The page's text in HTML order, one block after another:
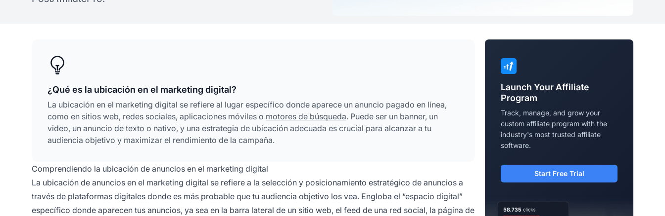
¿Qué es la ubicación en el marketing digital?
La ubicación en el marketing digital se refiere al lugar específico donde aparece un anuncio pagado en línea,
como en sitios web, redes sociales, aplicaciones móviles o motores de búsqueda. Puede ser un banner, un
video, un anuncio de texto o nativo, y una estrategia de ubicación adecuada es crucial para alcanzar a tu
audiencia objetivo y maximizar el rendimiento de la campaña.
Comprendiendo la ubicación de anuncios en el marketing digital
La ubicación de anuncios en el marketing digital se refiere a la selección y posicionamiento estratégico de anuncios a
través de plataformas digitales donde es más probable que tu audiencia objetivo los vea. Engloba el “espacio digital”
específico donde aparecen tus anuncios, ya sea en la barra lateral de un sitio web, el feed de una red social, la página de
Launch Your Affiliate
Program
Track, manage, and grow your
custom affiliate program with the
industry's most trusted affiliate
software.
Start Free Trial